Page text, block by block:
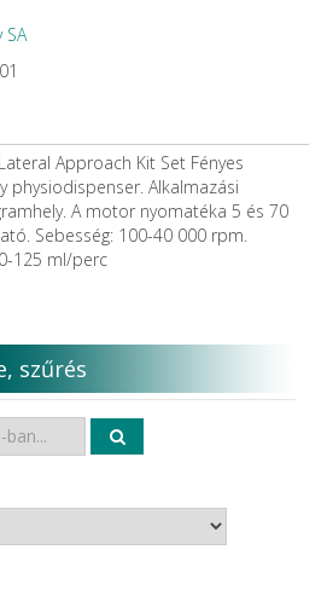
SA
Approach Kit Set Fényes
physiodispenser. Alkalmazási
A motor nyomatéka 5 és 70
Sebesség: 100-40 000 rpm.
125 ml/perc
szűrés